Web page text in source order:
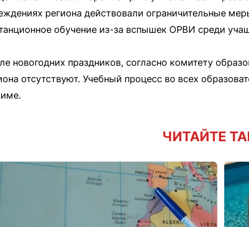
региона действовали ограничительные
обучение из-за вспышек ОРВИ среди
новогодних праздников, согласно комитету
отсутствуют. Учебный процесс во всех
ЧИТАЙТЕ